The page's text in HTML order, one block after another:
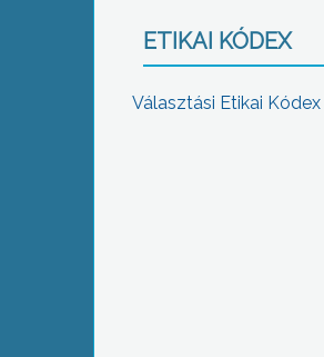
ETIKAI KÓDEX
Választási Etikai